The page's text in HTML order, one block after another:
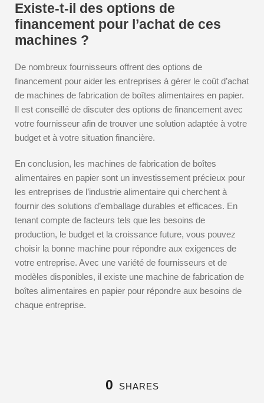
Existe-t-il des options de
financement pour l’achat de ces
machines ?
De nombreux fournisseurs offrent des options de
financement pour aider les entreprises à gérer le coût d’achat
de machines de fabrication de boîtes alimentaires en papier.
Il est conseillé de discuter des options de financement avec
votre fournisseur afin de trouver une solution adaptée à votre
budget et à votre situation financière.
En conclusion, les machines de fabrication de boîtes
alimentaires en papier sont un investissement précieux pour
les entreprises de l’industrie alimentaire qui cherchent à
fournir des solutions d’emballage durables et efficaces. En
tenant compte de facteurs tels que les besoins de
production, le budget et la croissance future, vous pouvez
choisir la bonne machine pour répondre aux exigences de
votre entreprise. Avec une variété de fournisseurs et de
modèles disponibles, il existe une machine de fabrication de
boîtes alimentaires en papier pour répondre aux besoins de
chaque entreprise.
0 SHARES